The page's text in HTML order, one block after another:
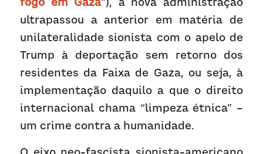
ultrapassou a anterior em matéria de
unilateralidade sionista com o apelo de
Trump à deportação sem retorno dos
residentes da Faixa de Gaza, ou seja, à
implementação daquilo a que o direito
internacional chama “limpeza étnica” –
um crime contra a humanidade.